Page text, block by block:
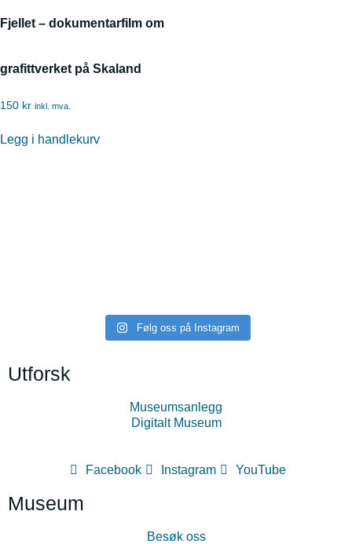
Fjellet – dokumentarfilm om
grafittverket på Skaland
150 kr inkl. mva.
Legg i handlekurv
midttromsmuseum
Følg oss på Instagram
Utforsk
Museumsanlegg
Digitalt Museum
Facebook Instagram YouTube
Museum
Besøk oss